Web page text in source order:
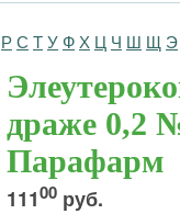
Р С Т У Ф Х Ц Ч Ш Щ Э
драже 0,2
Парафарм
11100 руб.